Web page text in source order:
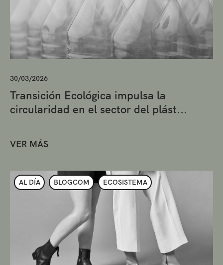
30/03/2026
Transición Ecológica impulsa la
circularidad en el sector del plást...
VER MÁS
AL DÍA BLOGCOM ECOSISTEMA